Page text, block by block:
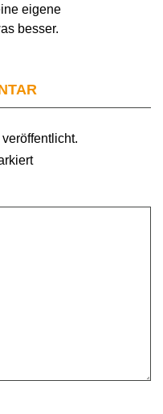
eigene
besser.